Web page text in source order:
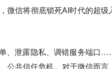
微信将彻底锁死AI时代的超级
、泄露隐私、调错服务端口
公共信任危机。对于微信而